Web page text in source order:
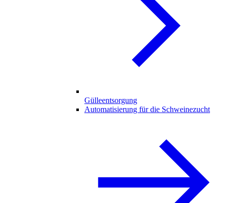
Gülleentsorgung
Automatisierung für die Schweinezucht